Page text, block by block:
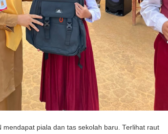
piala dan tas sekolah baru. Terlihat raut